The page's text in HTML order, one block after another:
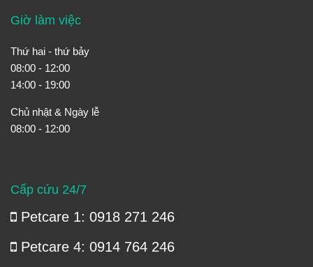
Giờ làm việc
Thứ hai - thứ bảy
08:00 - 12:00
14:00 - 19:00
Chủ nhật & Ngày lễ
08:00 - 12:00
Cấp cứu 24/7
Petcare 1: 0918 271 246
Petcare 4: 0914 764 246